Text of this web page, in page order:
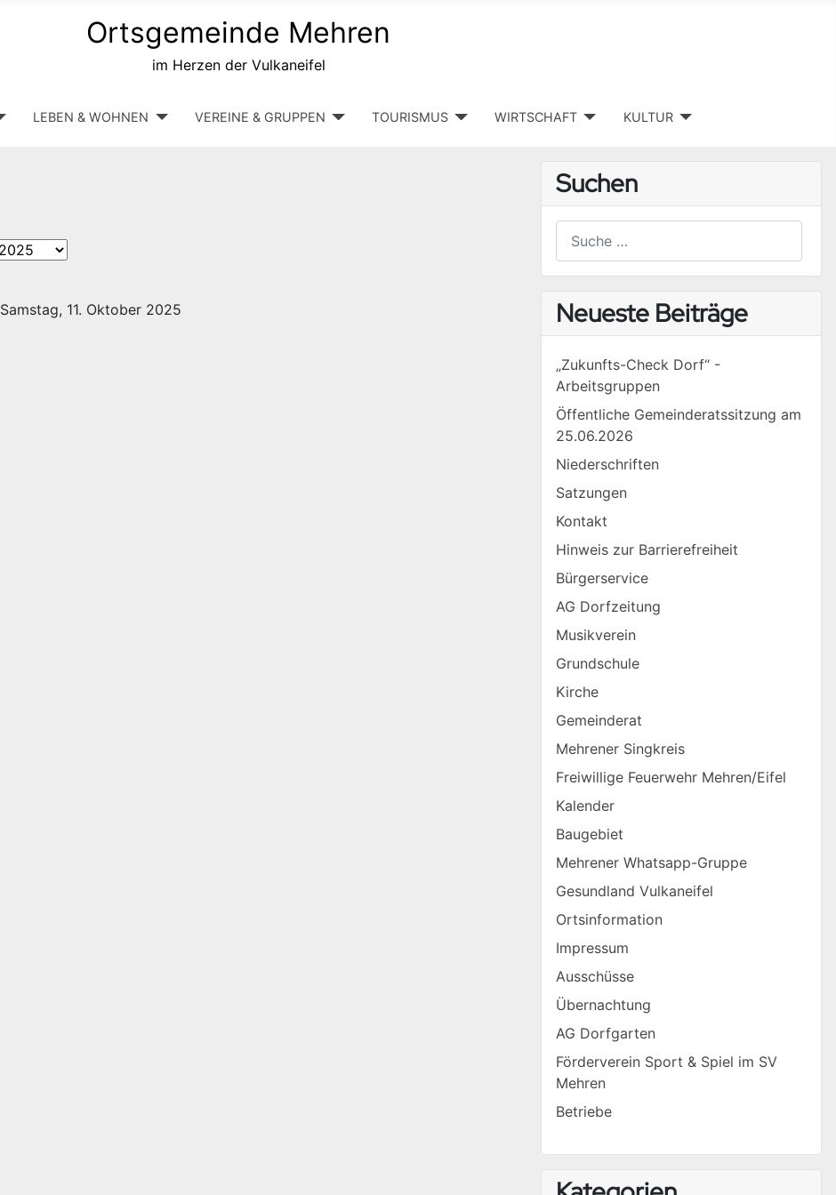
Ortsgemeinde Mehren
im Herzen der Vulkaneifel
LEBEN & WOHNEN VEREINE & GRUPPEN TOURISMUS WIRTSCHAFT KULTUR
Samstag, 11. Oktober 2025
Suchen
Neueste Beiträge
„Zukunfts-Check Dorf“ -
Arbeitsgruppen
Öffentliche Gemeinderatssitzung am
25.06.2026
Niederschriften
Satzungen
Kontakt
Hinweis zur Barrierefreiheit
Bürgerservice
AG Dorfzeitung
Musikverein
Grundschule
Kirche
Gemeinderat
Mehrener Singkreis
Freiwillige Feuerwehr Mehren/Eifel
Kalender
Baugebiet
Mehrener Whatsapp-Gruppe
Gesundland Vulkaneifel
Ortsinformation
Impressum
Ausschüsse
Übernachtung
AG Dorfgarten
Förderverein Sport & Spiel im SV
Mehren
Betriebe